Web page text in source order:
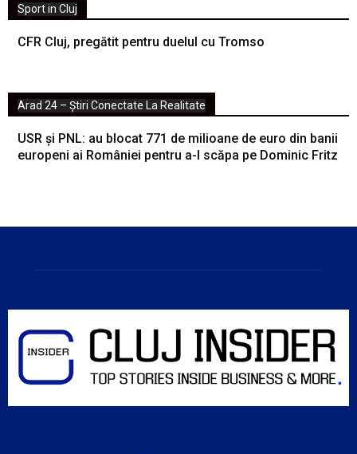
Sport in Cluj
CFR Cluj, pregătit pentru duelul cu Tromso
Arad 24 – Știri Conectate La Realitate
USR și PNL: au blocat 771 de milioane de euro din banii
europeni ai României pentru a-l scăpa pe Dominic Fritz